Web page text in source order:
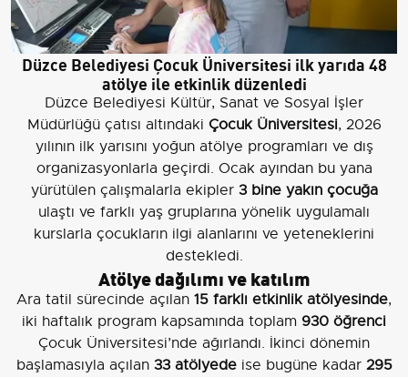
Düzce Belediyesi Çocuk Üniversitesi ilk yarıda 48
atölye ile etkinlik düzenledi
Düzce Belediyesi Kültür, Sanat ve Sosyal İşler
Müdürlüğü çatısı altındaki Çocuk Üniversitesi, 2026
yılının ilk yarısını yoğun atölye programları ve dış
organizasyonlarla geçirdi. Ocak ayından bu yana
yürütülen çalışmalarla ekipler 3 bine yakın çocuğa
ulaştı ve farklı yaş gruplarına yönelik uygulamalı
kurslarla çocukların ilgi alanlarını ve yeteneklerini
destekledi.
Atölye dağılımı ve katılım
Ara tatil sürecinde açılan 15 farklı etkinlik atölyesinde,
iki haftalık program kapsamında toplam 930 öğrenci
Çocuk Üniversitesi’nde ağırlandı. İkinci dönemin
başlamasıyla açılan 33 atölyedeise bugüne kadar 295